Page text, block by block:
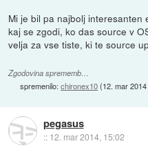
Mi je bil pa najbolj
kaj se zgodi, ko das source v
velja za vse tiste, ki te source
Zgodovina sprememb…
spremenilo:chironex10(12. mar
pegasus
:: 12. mar 2014, 15:02